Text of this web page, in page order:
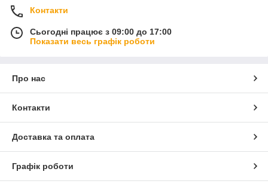
Контакти
Сьогодні працює з 09:00 до 17:00
Показати весь графік роботи
Про нас
Контакти
Доставка та оплата
Графік роботи